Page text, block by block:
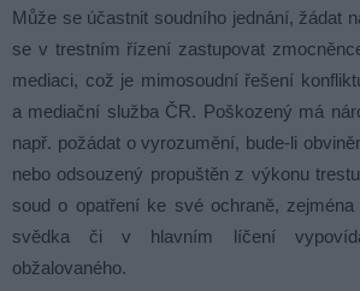
Může se účastnit soudního jednání, žádat
se v trestním řízení zastupovat
mediaci, což je mimosoudní řešení
a mediační služba ČR. Poškozený má
např. požádat o vyrozumění, bude-li
nebo odsouzený propuštěn z výkonu
soud o opatření ke své ochraně,
svědka či v hlavním líčení
obžalovaného.